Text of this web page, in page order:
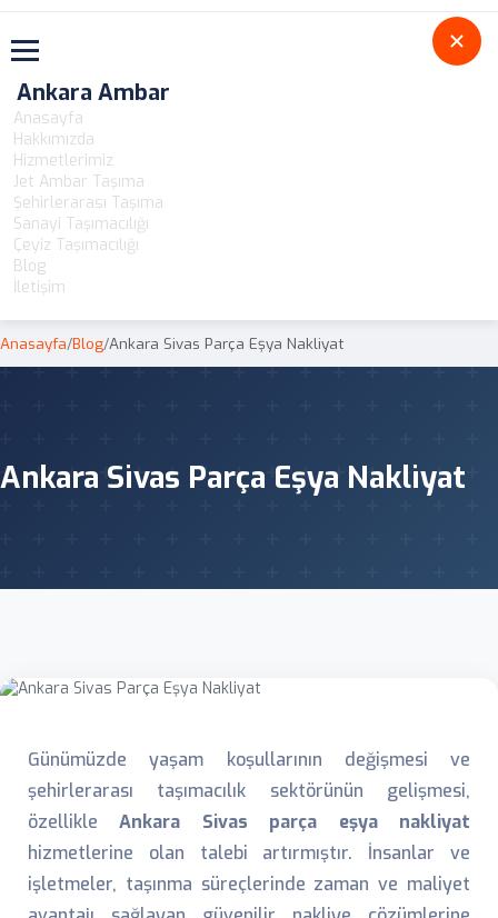
Toggle navigation
Ankara Ambar
Anasayfa
Hakkımızda
Hizmetlerimiz
Jet Ambar Taşıma
Şehirlerarası Taşıma
Sanayi Taşımacılığı
Çeyiz Taşımacılığı
Blog
İletişim
Anasayfa/Blog/Ankara Sivas Parça Eşya Nakliyat
Ankara Sivas Parça Eşya Nakliyat
Günümüzde yaşam koşullarının değişmesi ve
şehirlerarası taşımacılık sektörünün gelişmesi,
özellikleAnkara Sivas parça eşya nakliyat
hizmetlerine olan talebi artırmıştır. İnsanlar ve
işletmeler, taşınma süreçlerinde zaman ve maliyet